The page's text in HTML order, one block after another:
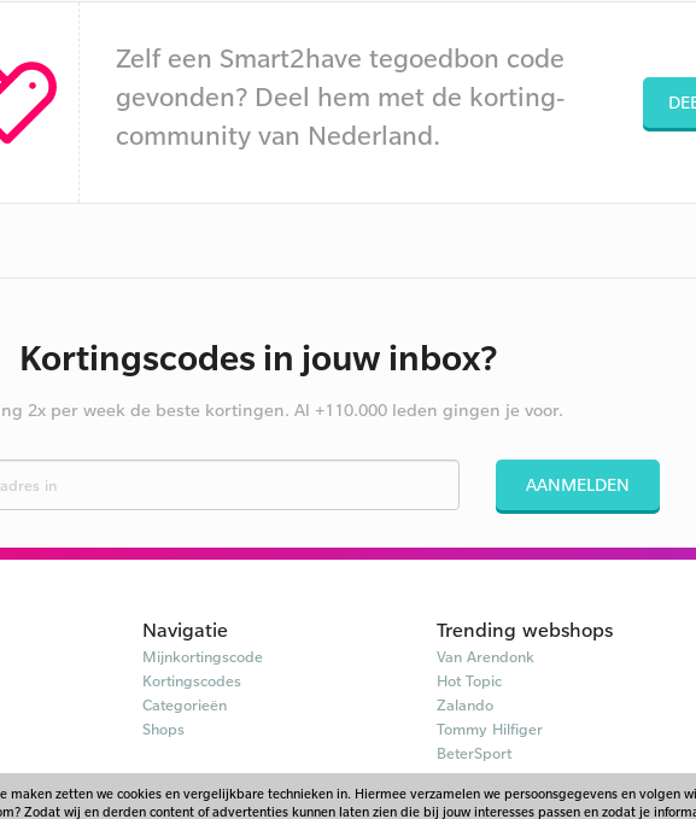
Zelf een Smart2have tegoedbon code
gevonden? Deel hem met de korting-
community van Nederland.
Kortingscodes in jouw inbox?
2x per week de beste kortingen. Al +110.000 leden gingen je voor.
AANMELDEN
Navigatie
Mijnkortingscode
Kortingscodes
Categorieën
Shops
Trending webshops
Van Arendonk
Hot Topic
Zalando
Tommy Hilfiger
BeterSport
zetten we cookies en vergelijkbare technieken in. Hiermee verzamelen we persoonsgegevens en volgen
Zodat wij en derden content of advertenties kunnen laten zien die bij jouw interesses passen en zodat je